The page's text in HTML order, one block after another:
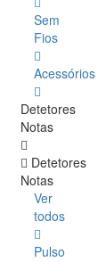
Sem
Fios
Acessórios
Detetores
Notas
Detetores
Notas
Ver
todos
Pulso